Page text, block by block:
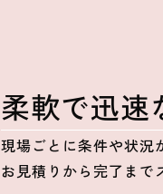
柔軟で迅速
現場ごとに条件や状況
お見積りから完了まで